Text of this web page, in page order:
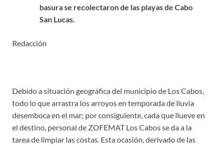
basura se recolectaron de las playas de Cabo
San Lucas.
Redacción
Debido a situación geográfica del municipio de Los Cabos,
todo lo que arrastra los arroyos en temporada de lluvia
desemboca en el mar; por consiguiente, cada que llueve en
el destino, personal de ZOFEMAT Los Cabos se da a la
tarea de limpiar las costas. Esta ocasión, derivado de las